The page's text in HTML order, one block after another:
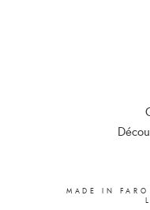
MADE IN FARO